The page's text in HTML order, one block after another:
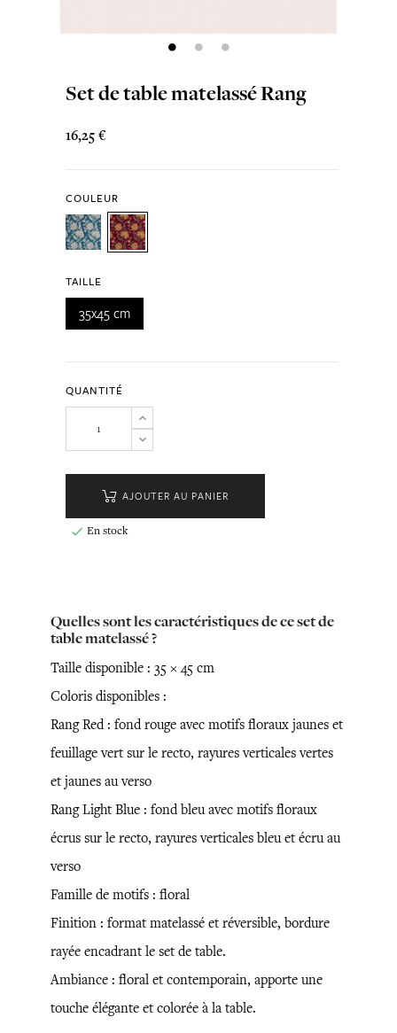
Set de table matelassé Rang
16,25 €
COULEUR
TAILLE
35x45 cm
QUANTITÉ
AJOUTER AU PANIER
 En stock
Quelles sont les caractéristiques de ce set de
table matelassé ?
Taille disponible : 35 × 45 cm
Coloris disponibles :
Rang Red : fond rouge avec motifs floraux jaunes et
feuillage vert sur le recto, rayures verticales vertes
et jaunes au verso
Rang Light Blue : fond bleu avec motifs floraux
écrus sur le recto, rayures verticales bleu et écru au
verso
Famille de motifs : floral
Finition : format matelassé et réversible, bordure
rayée encadrant le set de table.
Ambiance : floral et contemporain, apporte une
touche élégante et colorée à la table.